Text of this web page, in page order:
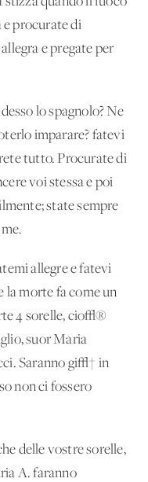
e procurate di
e pregate per
lo spagnolo? Ne
imparare? fatevi
tutto. Procurate di
voi stessa e poi
state sempre
allegre e fatevi
la morte fa come un
4 sorelle, cio√®
suor Maria
Saranno gi√† in
non ci fossero
delle vostre sorelle,
A. faranno